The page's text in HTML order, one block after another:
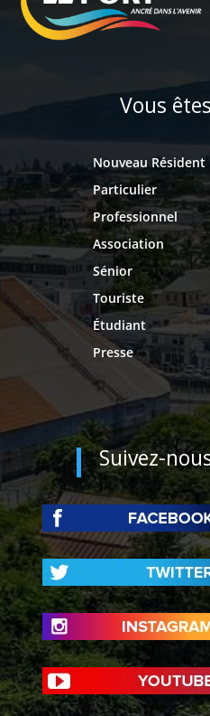
Vous êtes
Nouveau Résident
Particulier
Professionnel
Association
Sénior
Touriste
Étudiant
Presse
Suivez-